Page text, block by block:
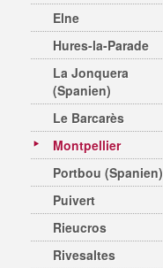
Elne
Hures-la-Parade
La Jonquera
(Spanien)
Le Barcarès
Montpellier
Portbou (Spanien)
Puivert
Rieucros
Rivesaltes